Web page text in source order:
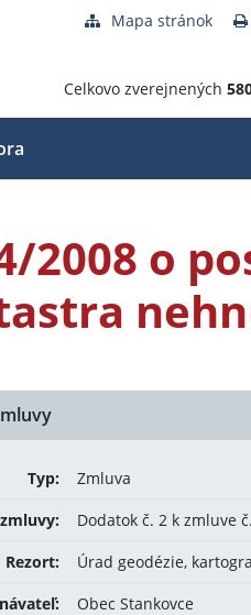
Mapa stránok
Celkovo zverejnených
2008 o
Typ:
Zmluva
Dodatok č. 2 k zmluve
Rezort:
Úrad geodézie,
Obec Stankovce